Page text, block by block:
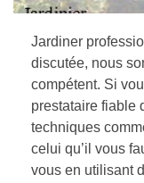
Jardiner
discutée, nous
compétent. Si
prestataire fiable
techniques
celui qu’il vous
vous en utilisant